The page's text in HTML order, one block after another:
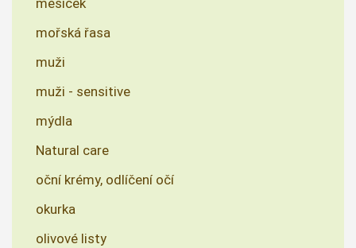
měsíček
mořská řasa
muži
muži - sensitive
mýdla
Natural care
oční krémy, odlíčení očí
okurka
olivové listy